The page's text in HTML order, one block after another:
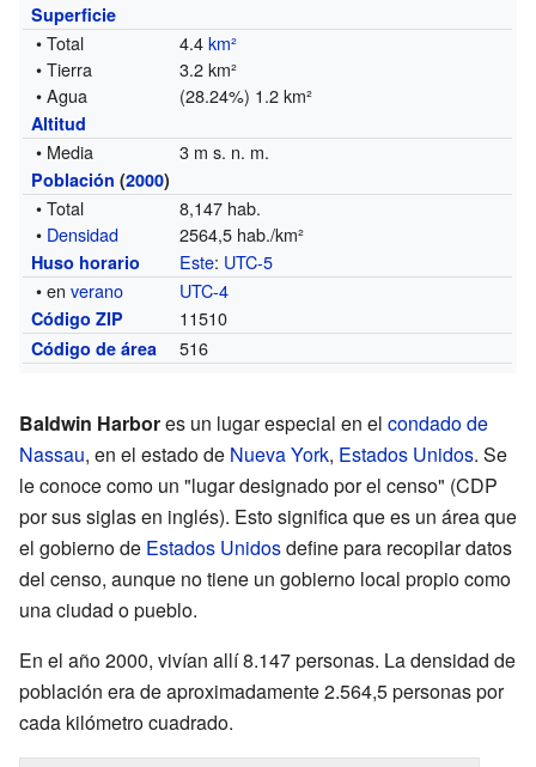
Superficie
• Total 4.4km²
• Tierra
3.2 km²
• Agua
(28.24%) 1.2 km²
Altitud
• Media 3 m s. n. m.
Población (2000)
• Total
8,147 hab.
• Densidad 2564,5 hab./km²
Huso horario Este: UTC-5
• enverano UTC-4
Código ZIP 11510
Código de área 516
Baldwin Harbores un lugar especial en el condado de
Nassau, en el estado de Nueva York, Estados Unidos. Se
le conoce como un "lugar designado por el censo" (CDP
por sus siglas en inglés). Esto significa que es un área que
el gobierno de Estados Unidosdefine para recopilar datos
del censo, aunque no tiene un gobierno local propio como
una ciudad o pueblo.
En el año 2000, vivían allí 8.147 personas. La densidad de
población era de aproximadamente 2.564,5 personas por
cada kilómetro cuadrado.